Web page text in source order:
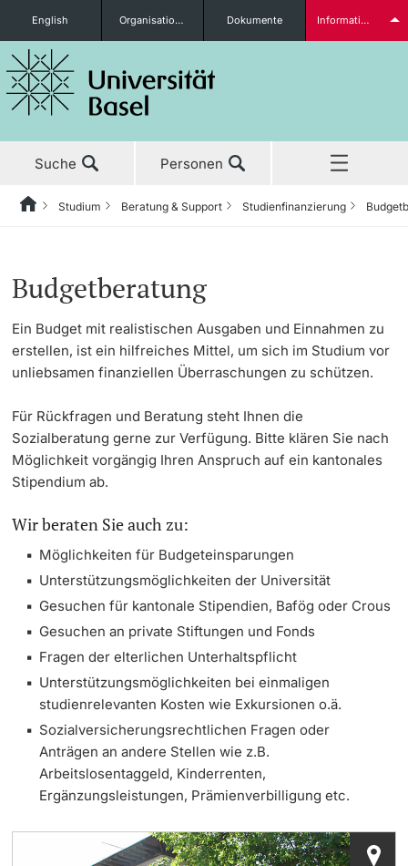
Studieninteressierte
weitere Informationen
Doktorierende
weitere Informationen
Fördernde & Alumni
weitere Informationen
Dozierende
English Organisationseinheiten Dokumente Informationen für...
Suche Personen
Studium
Vor dem Studium
Studienangebot
Termine & Fristen
Informationen, Veranstaltungen & Schnuppern
Studienfachberatung
Fünf Gründe, in Basel zu studieren
Im Studium
Vorlesungsverzeichnis
Belegen
Termine & Fristen
Stipendien
Versicherung
Budgetberatung
Spenden
Forschung
Weiterbildung
Universität
HomeZurückStudium Beratung & Support Studienfinanzierung
Budgetberatung
Ein Budget mit realistischen Ausgaben und Einnahmen zu
erstellen, ist ein hilfreiches Mittel, um sich im Studium vor
unliebsamen finanziellen Überraschungen zu schützen.
Für Rückfragen und Beratung steht Ihnen die
Sozialberatung gerne zur Verfügung. Bitte klären Sie nach
Möglichkeit vorgängig Ihren Anspruch auf ein kantonales
Stipendium ab.
Wir beraten Sie auch zu:
Möglichkeiten für Budgeteinsparungen
Unterstützungsmöglichkeiten der Universität
Gesuchen für kantonale Stipendien, Bafög oder Crous
Gesuchen an private Stiftungen und Fonds
Fragen der elterlichen Unterhaltspflicht
Unterstützungsmöglichkeiten bei einmaligen
studienrelevanten Kosten wie Exkursionen o.ä.
Sozialversicherungsrechtlichen Fragen oder
Anträgen an andere Stellen wie z.B.
Arbeitslosentaggeld, Kinderrenten,
Ergänzungsleistungen, Prämienverbilligung etc.